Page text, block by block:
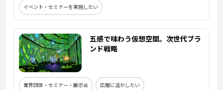
イベント・セミナーを実施したい
五感で味わう仮想空間。次世代ブラ
ンド戦略
業界団体・セミナー・展示会 広報に活かしたい